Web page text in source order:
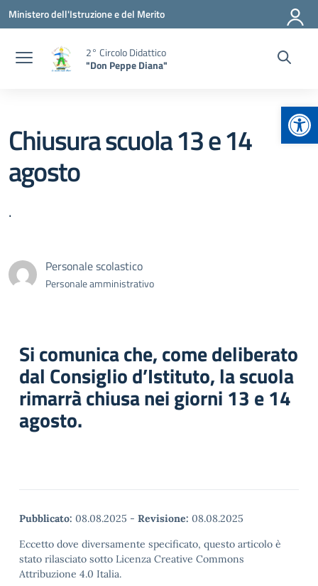
Vai ai contenuti
Vai al menu di navigazione
Vai al footer
Ministero dell'Istruzione e del Merito
2° Circolo Didattico
"Don Peppe Diana"
Chiusura scuola 13 e 14
agosto
.
Personale scolastico
Personale amministrativo
Si comunica che, come deliberato
dal Consiglio d’Istituto, la scuola
rimarrà chiusa nei giorni 13 e 14
agosto.
Pubblicato: 08.08.2025 - Revisione: 08.08.2025
Eccetto dove diversamente specificato, questo articolo è
stato rilasciato sotto Licenza Creative Commons
Attribuzione 4.0 Italia.